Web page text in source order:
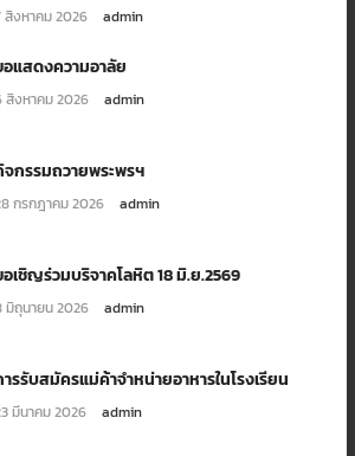
สิงหาคม 2026 admin
แสดงความอาลัย
สิงหาคม 2026 admin
กรรมถวายพระพรฯ
กรกฎาคม 2026 admin
เชิญร่วมบริจาคโลหิต 18 มิ.ย.2569
มิถุนายน 2026 admin
รรับสมัครแม่ค้าจำหน่ายอาหารในโรงเรียน
มีนาคม 2026 admin